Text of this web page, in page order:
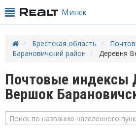
Минск
Брестская область
Барановичский район
Деревня
Почтовые индексы
Вершок
Поиск по названию населенного